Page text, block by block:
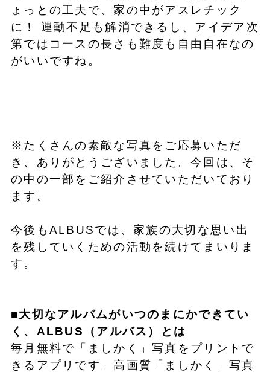
ょっとの工夫で、家の中がアスレチック
に！ 運動不足も解消できるし、アイデア次
第ではコースの長さも難度も自由自在なの
がいいですね。
※たくさんの素敵な写真をご応募いただ
き、ありがとうございました。今回は、そ
の中の一部をご紹介させていただいており
ます。
今後もALBUSでは、家族の大切な思い出
を残していくための活動を続けてまいりま
す。
■大切なアルバムがいつのまにかできてい
く、ALBUS（アルバス）とは
毎月無料で「ましかく」写真をプリントで
きるアプリです。高画質「ましかく」写真